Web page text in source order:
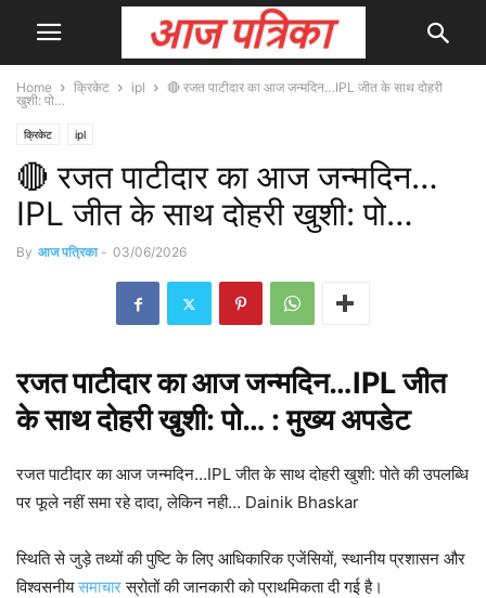
Home क्रिकेट ipl
🔴 रजत पाटीदार का आज जन्मदिन…IPL जीत के साथ दोहरी
खुशी: पो…
क्रिकेट ipl
🔴 रजत पाटीदार का आज जन्मदिन…
IPL जीत के साथ दोहरी खुशी: पो…
By आज पत्रिका - 03/06/2026
रजतपाटीदार का आज जन्मदिन…IPL जीत
के साथ दोहरी खुशी: पो… : मुख्यअपडेट
रजत पाटीदार का आज जन्मदिन…IPL जीत के साथ दोहरी खुशी: पोते की उपलब्धि
पर फूले नहीं समा रहे दादा, लेकिन नही… Dainik Bhaskar
स्थिति से जुड़े तथ्यों की पुष्टि के लिए आधिकारिक एजेंसियों, स्थानीय प्रशासन और
विश्वसनीयसमाचारस्रोतों की जानकारी को प्राथमिकता दी गई है।